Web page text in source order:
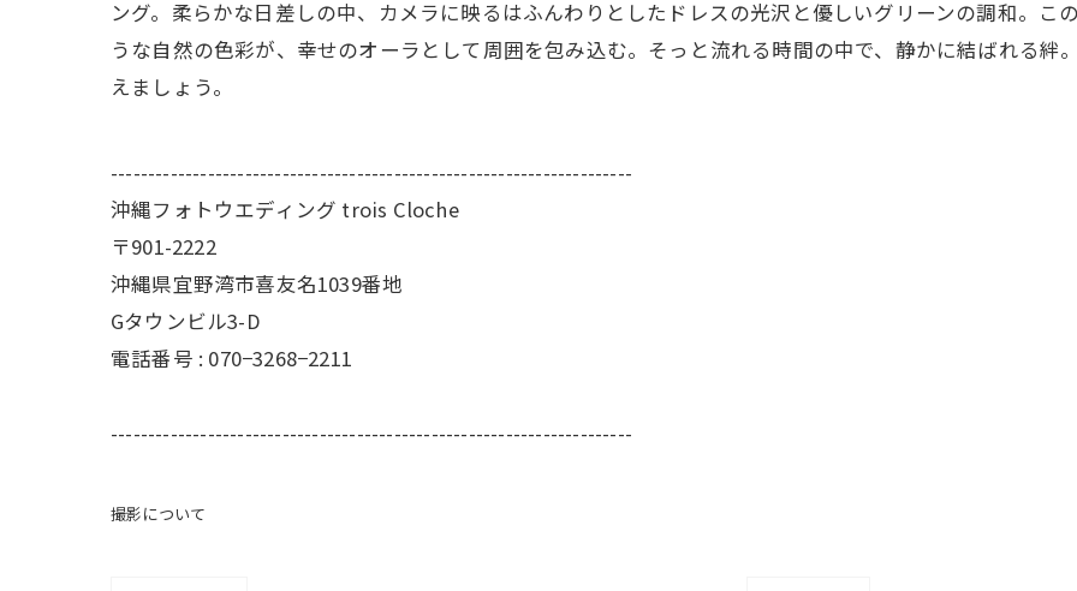
ング。柔らかな日差しの中、カメラに映るはふんわりとしたドレスの光沢と優しいグリーンの調和。こ
うな自然の色彩が、幸せのオーラとして周囲を包み込む。そっと流れる時間の中で、静かに結ばれる絆
えましょう。
----------------------------------------------------------------------
沖縄フォトウエディング trois Cloche
〒901-2222
沖縄県宜野湾市喜友名1039番地
Gタウンビル3-D
電話番号 : 070−3268−2211
----------------------------------------------------------------------
撮影について